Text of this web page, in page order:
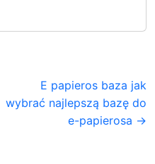
E papieros baza jak
wybrać najlepszą bazę do
e-papierosa →